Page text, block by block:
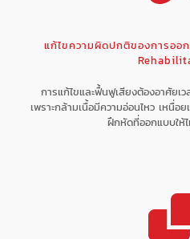
แก้ไขความผิดปกติของการอ
การแก้ไขและฟื้นฟูเสียงต้องอาศัยเ
เพราะกล้ามเนื้อมีความอ่อนไหว เหนื่อ
ฝึกหัดที่ออกแบบให้